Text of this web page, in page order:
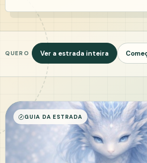
QUERO Ver a estrada inteira
GUIA DA ESTRADA